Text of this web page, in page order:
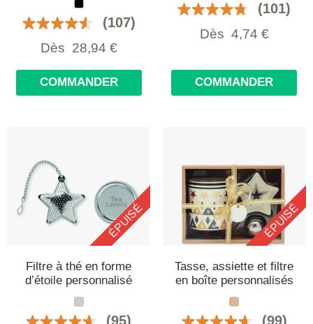
(107)
Dès 28,94 €
COMMANDER
(101)
Dès 4,74 €
COMMANDER
ÉPUISÉ
Filtre à thé en forme
d’étoile personnalisé
(95)
ÉPUISÉ
Tasse, assiette et filtre
en boîte personnalisés
(99)